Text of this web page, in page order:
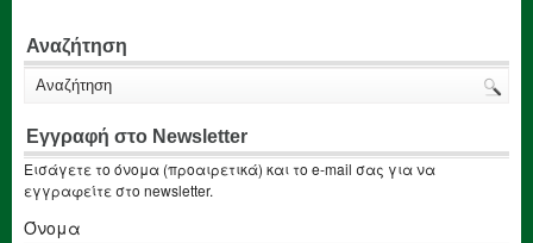
Αναζήτηση
Εγγραφή στο Newsletter
Εισάγετε το όνομα (προαιρετικά) και το e-mail σας για να
εγγραφείτε στο newsletter.
Όνομα